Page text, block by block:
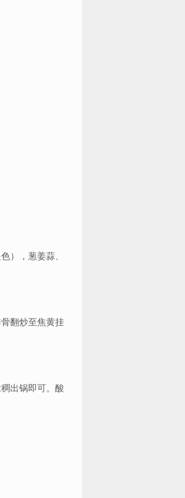
），葱姜蒜、
翻炒至焦黄挂
出锅即可。酸